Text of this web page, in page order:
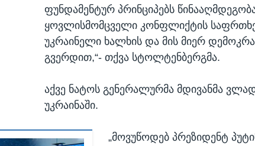
ფუნდამენტურ პრინციპებს
ყოვლისმომცველი კონფლიქტის
უკრაინელი ხალხის და მის მიერ
გვერდით,“- თქვა სტოლტენბერგმა.
აქვე ნატოს გენერალურმა მდივანმა
უკრაინაში.
„მოვუწოდებ პრეზიდენტ